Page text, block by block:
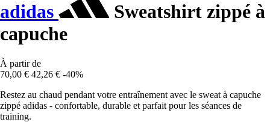
adidas
Sweatshirt zippé à
capuche
À partir de
70,00 € 42,26 € -40%
Restez au chaud pendant votre entraînement avec le sweat à capuche
zippé adidas - confortable, durable et parfait pour les séances de
training.